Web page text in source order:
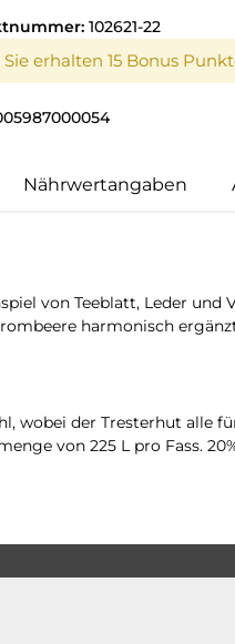
102621-22
Sie erhalten 15 Bonus
Nährwertangaben
von Teeblatt, Leder und
harmonisch
wobei der Tresterhut alle
von 225 L pro Fass.